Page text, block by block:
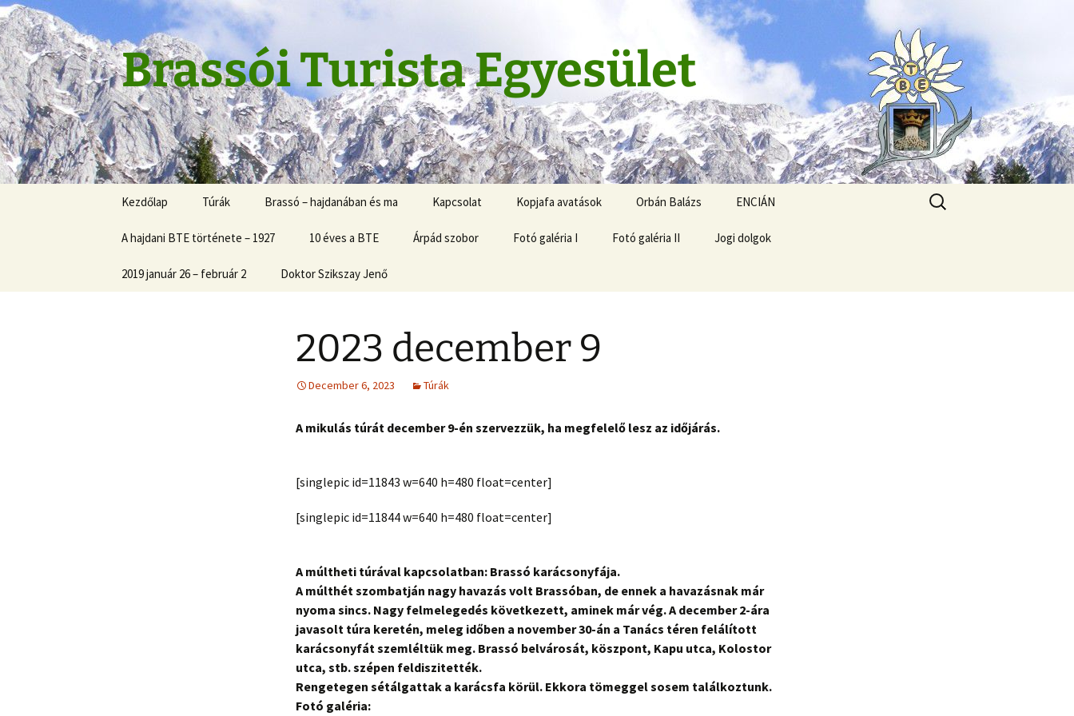
Skip
to
content
Brassói Turista Egyesület
Kezdőlap Túrák Brassó – hajdanában és ma Kapcsolat Kopjafa avatások Orbán Balázs ENCIÁN
A hajdani BTE története – 1927 10 éves a BTE Árpád szobor Fotó galéria I Fotó galéria II Jogi dolgok
2019 január 26 – február 2 Doktor Szikszay Jenő
Search
for:
2023 december 9
December 6, 2023 Túrák
A mikulás túrát december 9-én szervezzük, ha megfelelő lesz az időjárás.
[singlepic id=11843 w=640 h=480 float=center]
[singlepic id=11844 w=640 h=480 float=center]
A múltheti túrával kapcsolatban: Brassó karácsonyfája.
A múlthét szombatján nagy havazás volt Brassóban, de ennek a havazásnak már
nyoma sincs. Nagy felmelegedés következett, aminek már vég. A december 2-ára
javasolt túra keretén, meleg időben a november 30-án a Tanács téren felálított
karácsonyfát szemléltük meg. Brassó belvárosát, köszpont, Kapu utca, Kolostor
utca, stb. szépen feldiszitették.
Rengetegen sétálgattak a karácsfa körül. Ekkora tömeggel sosem találkoztunk.
Fotó galéria: